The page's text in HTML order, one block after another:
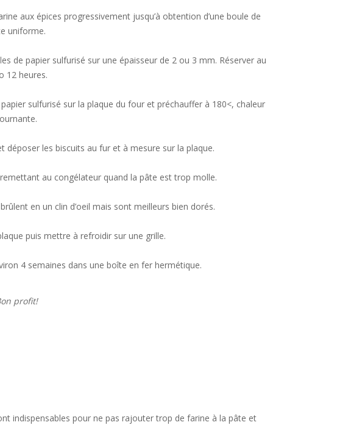
aux épices progressivement jusqu’à obtention d’une boule de
uniforme.
de papier sulfurisé sur une épaisseur de 2 ou 3 mm. Réserver au
12 heures.
sulfurisé sur la plaque du four et préchauffer à 180<, chaleur
déposer les biscuits au fur et à mesure sur la plaque.
au congélateur quand la pâte est trop molle.
en un clin d’oeil mais sont meilleurs bien dorés.
puis mettre à refroidir sur une grille.
4 semaines dans une boîte en fer hermétique.
profit!
indispensables pour ne pas rajouter trop de farine à la pâte et